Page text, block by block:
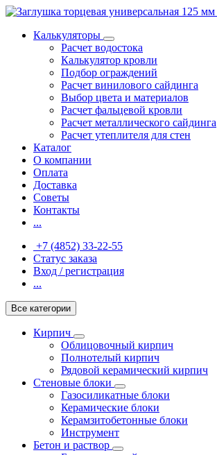
Калькуляторы
Расчет водостока
Калькулятор кровли
Подбор ограждений
Расчет винилового сайдинга
Выбор цвета и материалов
Расчет фальцевой кровли
Расчет металлического сайдинга
Расчет утеплителя для стен
Каталог
О компании
Оплата
Доставка
Советы
Контакты
...
+7 (4852) 33-22-55
Статус заказа
Вход / регистрация
...
Все категории
Кирпич
Облицовочный кирпич
Полнотелый кирпич
Рядовой керамический кирпич
Стеновые блоки
Газосиликатные блоки
Керамические блоки
Керамзитобетонные блоки
Инструмент
Бетон и раствор